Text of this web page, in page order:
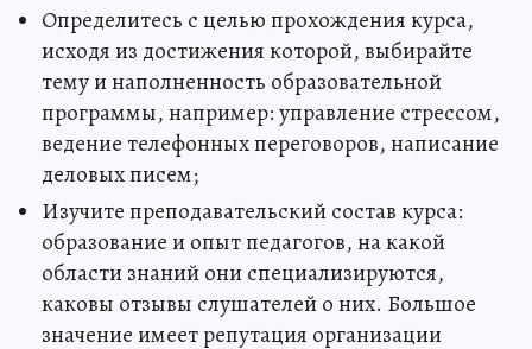
Определитесь с целью прохождения курса,
исходя из достижения которой, выбирайте
тему и наполненность образовательной
программы, например: управление стрессом,
ведение телефонных переговоров, написание
деловых писем;
Изучите преподавательский состав курса:
образование и опыт педагогов, на какой
области знаний они специализируются,
каковы отзывы слушателей о них. Большое
значение имеет репутация организации